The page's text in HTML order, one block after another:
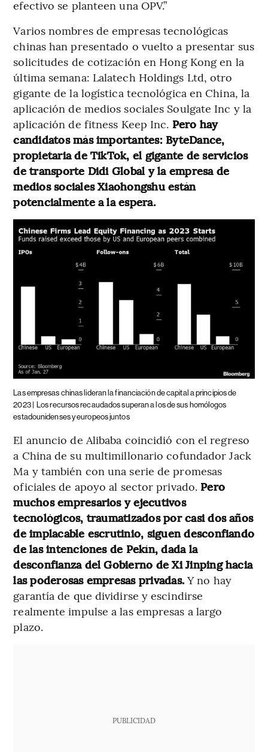
efectivo se planteen una OPV.”
Varios nombres de empresas tecnológicas
chinas han presentado o vuelto a presentar sus
solicitudes de cotización en Hong Kong en la
última semana: Lalatech Holdings Ltd, otro
gigante de la logística tecnológica en China, la
aplicación de medios sociales Soulgate Inc y la
aplicación de fitness Keep Inc. Pero hay
candidatos más importantes: ByteDance,
propietaria de TikTok, el gigante de servicios
de transporte Didi Global y la empresa de
medios sociales Xiaohongshu están
potencialmente a la espera.
Las empresas chinas lideran la financiación de capital a principios de
2023 | Los recursos recaudados superan a los de sus homólogos
estadounidenses y europeos juntos
El anuncio de Alibaba coincidió con el regreso
a China de su multimillonario cofundador Jack
Ma y también con una serie de promesas
oficiales de apoyo al sector privado. Pero
muchos empresarios y ejecutivos
tecnológicos, traumatizados por casi dos años
de implacable escrutinio, siguen desconfiando
de las intenciones de Pekín, dada la
desconfianza del Gobierno de Xi Jinping hacia
las poderosas empresas privadas. Y no hay
garantía de que dividirse y escindirse
realmente impulse a las empresas a largo
plazo.
PUBLICIDAD